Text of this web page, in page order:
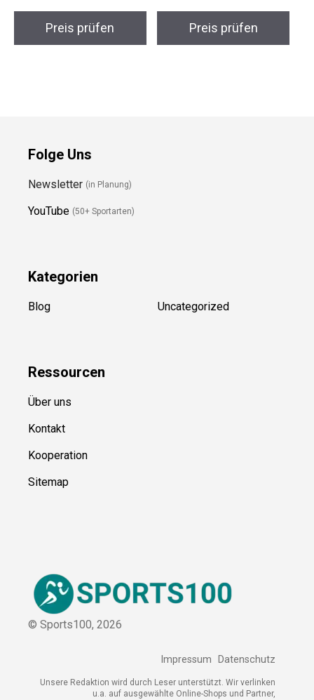
Preis prüfen Preis prüfen
Folge Uns
Newsletter (in Planung)
YouTube (50+ Sportarten)
Kategorien
Blog Uncategorized
Ressourcen
Über uns
Kontakt
Kooperation
Sitemap
© Sports100, 2026
Impressum Datenschutz
Unsere Redaktion wird durch Leser unterstützt. Wir verlinken
u.a. auf ausgewählte Online-Shops und Partner,